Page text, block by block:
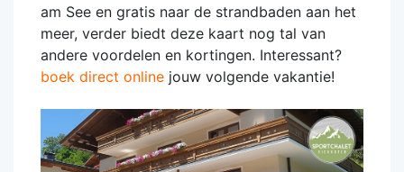
am See en gratis naar de strandbaden aan het
meer, verder biedt deze kaart nog tal van
andere voordelen en kortingen. Interessant?
boek direct online jouw volgende vakantie!